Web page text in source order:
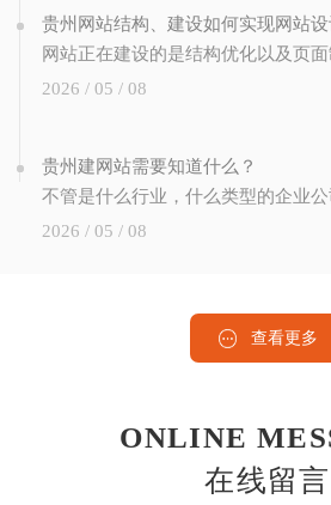
贵州网站结构、建设如何实现网站
2026 / 05 / 08
贵州建网站需要知道什么？
2026 / 05 / 08
查看更多
ONLINE
在线留言